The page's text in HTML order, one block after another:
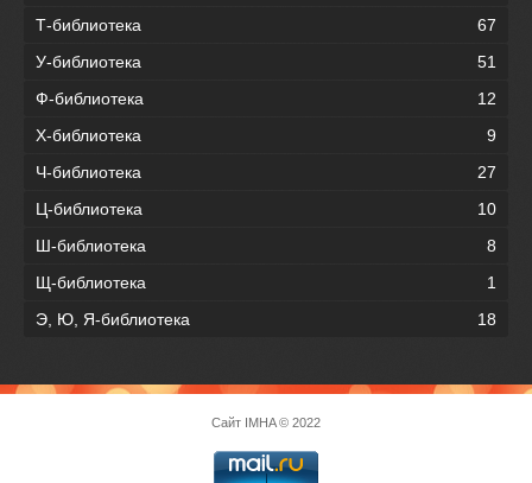
Т-библиотека
67
У-библиотека
51
Ф-библиотека
12
Х-библиотека
9
Ч-библиотека
27
Ц-библиотека
10
Ш-библиотека
8
Щ-библиотека
1
Э, Ю, Я-библиотека
18
Сайт IMHA© 2022